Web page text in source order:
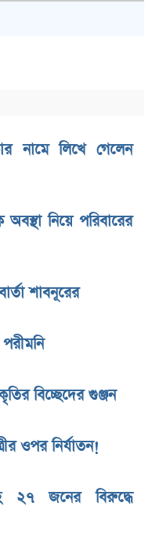
নামে লিখে গেলেন
নিয়ে পরিবারের
শাবনূরের
বিচ্ছেদের গুঞ্জন
ওপর নির্যাতন!
২৭ জনের বিরুদ্ধে